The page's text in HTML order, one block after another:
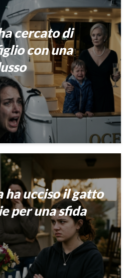
cercato di
con una
ha ucciso il gatto
per una sfida